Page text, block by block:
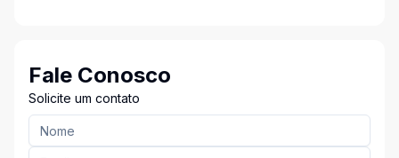
Fale Conosco
Solicite um contato